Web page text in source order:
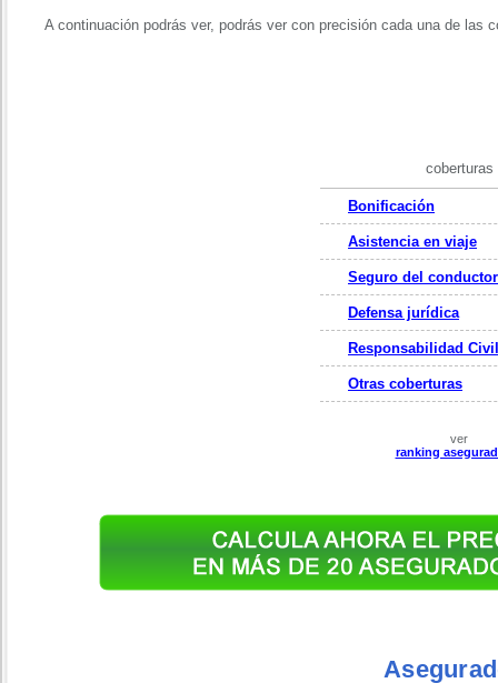
A continuación podrás ver, podrás ver con precisión cada una de
coberturas
Bonificación
Asistencia en viaje
Seguro del conductor
Defensa jurídica
Responsabilidad Civil
Otras coberturas
ver
ranking